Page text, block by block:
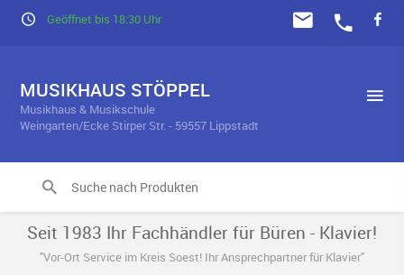
Geöffnet bis 18:30 Uhr
MUSIKHAUS STÖPPEL
Musikhaus & Musikschule
Weingarten/Ecke Stirper Str. - 59557 Lippstadt
Seit 1983 Ihr Fachhändler für Büren - Klavier!
"Vor-Ort Service im Kreis Soest! Ihr Ansprechpartner für Klavier"